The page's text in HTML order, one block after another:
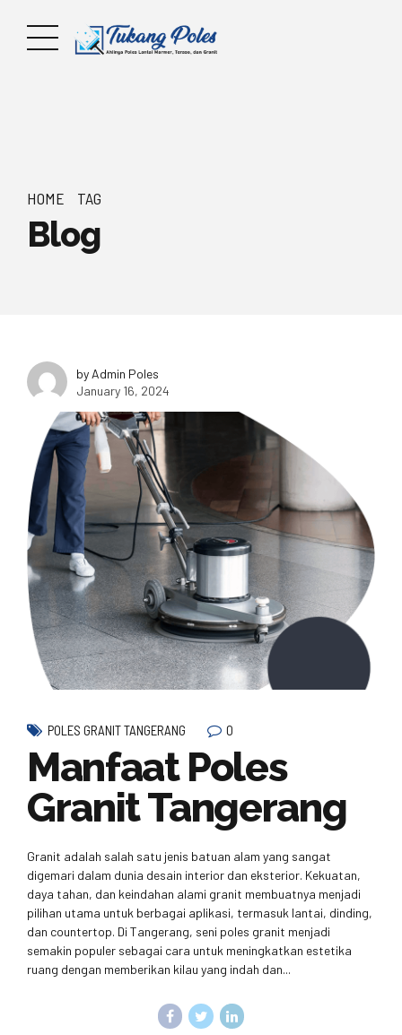
HOME TAG
Blog
by Admin Poles
January 16, 2024
POLES GRANIT TANGERANG 0
Manfaat Poles
Granit Tangerang
Granit adalah salah satu jenis batuan alam yang sangat
digemari dalam dunia desain interior dan eksterior. Kekuatan,
daya tahan, dan keindahan alami granit membuatnya menjadi
pilihan utama untuk berbagai aplikasi, termasuk lantai, dinding,
dan countertop. Di Tangerang, seni poles granit menjadi
semakin populer sebagai cara untuk meningkatkan estetika
ruang dengan memberikan kilau yang indah dan...